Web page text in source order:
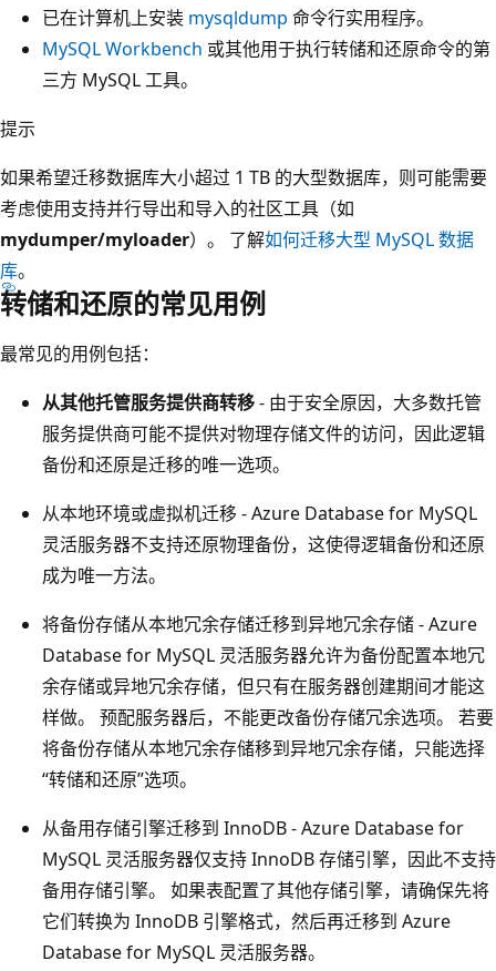
已在计算机上安装 mysqldump 命令行实用程序。
MySQL Workbench 或其他用于执行转储和还原命令的第
三方 MySQL 工具。
提示
如果希望迁移数据库大小超过 1 TB 的大型数据库，则可能需要
考虑使用支持并行导出和导入的社区工具（如
mydumper/myloader）。 了解如何迁移大型 MySQL 数据
库。
转储和还原的常见用例
最常见的用例包括：
从其他托管服务提供商转移- 由于安全原因，大多数托管
服务提供商可能不提供对物理存储文件的访问，因此逻辑
备份和还原是迁移的唯一选项。
从本地环境或虚拟机迁移 - Azure Database for MySQL
灵活服务器不支持还原物理备份，这使得逻辑备份和还原
成为唯一方法。
将备份存储从本地冗余存储迁移到异地冗余存储 - Azure
Database for MySQL 灵活服务器允许为备份配置本地冗
余存储或异地冗余存储，但只有在服务器创建期间才能这
样做。 预配服务器后，不能更改备份存储冗余选项。 若要
将备份存储从本地冗余存储移到异地冗余存储，只能选择
“转储和还原”选项。
从备用存储引擎迁移到 InnoDB - Azure Database for
MySQL 灵活服务器仅支持 InnoDB 存储引擎，因此不支持
备用存储引擎。 如果表配置了其他存储引擎，请确保先将
它们转换为 InnoDB 引擎格式，然后再迁移到 Azure
Database for MySQL 灵活服务器。